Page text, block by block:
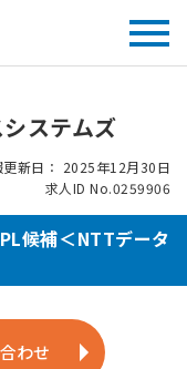
ステムズ
更新日： 2025年12月30日
求人ID No.0259906
候補＜NTTデータ
わせ